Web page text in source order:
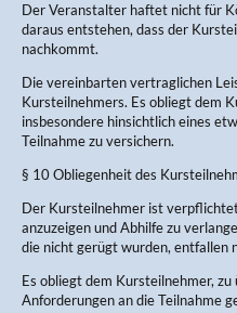
Der Veranstalter haftet nicht für
daraus entstehen, dass der
nachkommt.
Die vereinbarten vertraglichen
Kursteilnehmers. Es obliegt dem
insbesondere hinsichtlich eines
Teilnahme zu versichern.
§ 10 Obliegenheit des
Der Kursteilnehmer ist
anzuzeigen und Abhilfe zu
die nicht gerügt wurden, entfallen
Es obliegt dem Kursteilnehmer,
Anforderungen an die Teilnahme